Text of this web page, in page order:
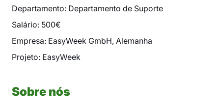
Departamento: Departamento de Suporte
Salário: 500€
Empresa: EasyWeek GmbH, Alemanha
Projeto: EasyWeek
Sobre nós